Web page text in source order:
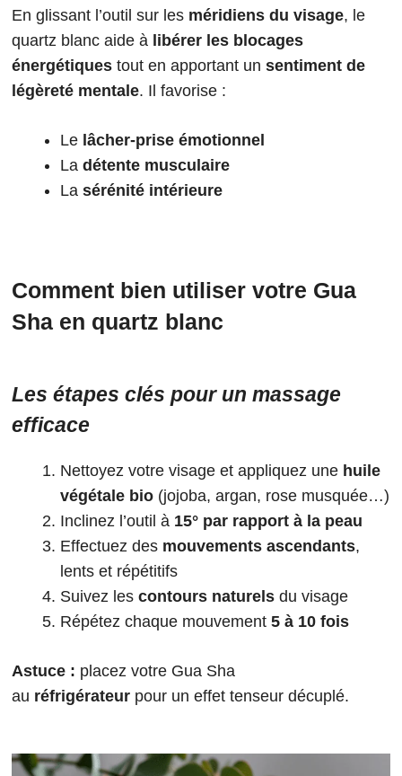
En glissant l’outil sur les méridiens du visage, le
quartz blanc aide à libérer les blocages
énergétiques tout en apportant un sentiment de
légèreté mentale. Il favorise :
Le lâcher-prise émotionnel
La détente musculaire
La sérénité intérieure
Comment bien utiliser votre Gua
Sha en quartz blanc
Les étapes clés pour un massage
efficace
Nettoyez votre visage et appliquez une huile
végétale bio (jojoba, argan, rose musquée…)
Inclinez l’outil à 15° par rapport à la peau
Effectuez des mouvements ascendants,
lents et répétitifs
Suivez les contours naturels du visage
Répétez chaque mouvement 5 à 10 fois
Astuce : placez votre Gua Sha
au réfrigérateur pour un effet tenseur décuplé.